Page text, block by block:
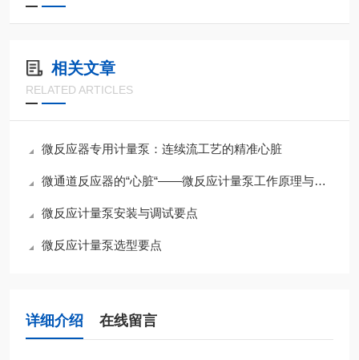
相关文章
RELATED ARTICLES
微反应器专用计量泵：连续流工艺的精准心脏
微通道反应器的“心脏“——微反应计量泵工作原理与连续流工艺应用
微反应计量泵安装与调试要点
微反应计量泵选型要点
详细介绍 在线留言